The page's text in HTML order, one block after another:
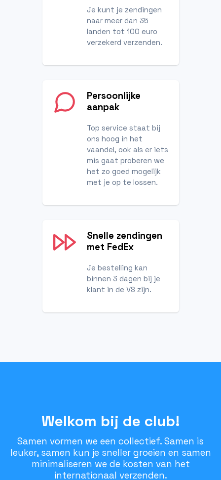
Je kunt je zendingen
naar meer dan 35
landen tot 100 euro
verzekerd verzenden.
Persoonlijke
aanpak
Top service staat bij
ons hoog in het
vaandel, ook als er iets
mis gaat proberen we
het zo goed mogelijk
met je op te lossen.
Snelle zendingen
met FedEx
Je bestelling kan
binnen 3 dagen bij je
klant in de VS zijn.
Welkom bij de club!
Samen vormen we een collectief. Samen is
leuker, samen kun je sneller groeien en samen
minimaliseren we de kosten van het
internationaal verzenden.